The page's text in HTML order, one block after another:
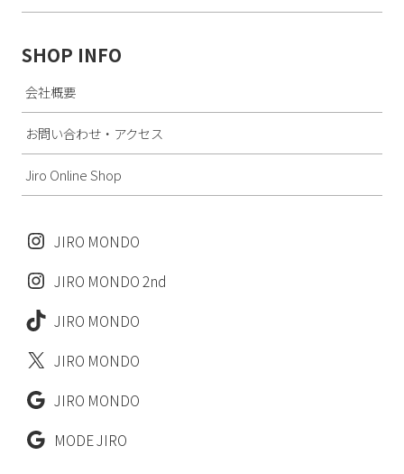
SHOP INFO
会社概要
お問い合わせ・アクセス
Jiro Online Shop
JIRO MONDO
JIRO MONDO 2nd
JIRO MONDO
JIRO MONDO
JIRO MONDO
MODE JIRO